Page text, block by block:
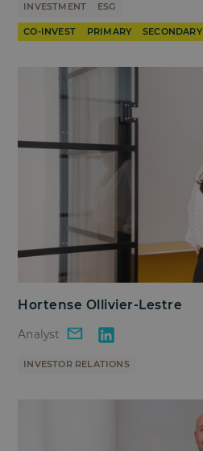
INVESTMENT ESG
CO-INVEST PRIMARY SECONDARY
Hortense Ollivier-Lestre
Analyst
INVESTOR RELATIONS